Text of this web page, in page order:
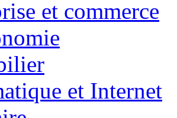
et commerce
et Internet